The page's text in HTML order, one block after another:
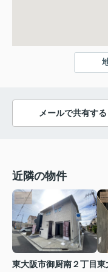
メールで共有する
近隣の物件
東大阪市御厨南２丁目 東